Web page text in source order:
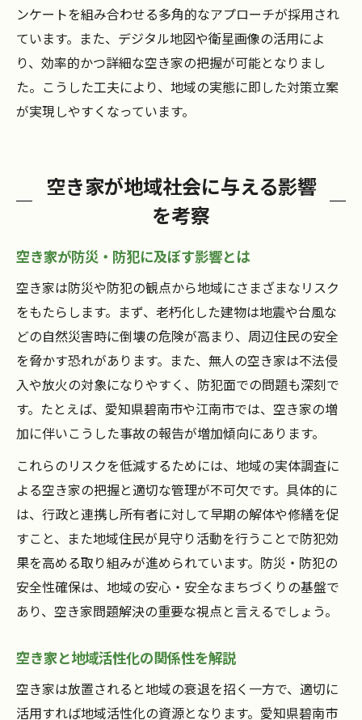
ンケートを組み合わせる多角的なアプローチが採用され
ています。また、デジタル地図や衛星画像の活用によ
り、効率的かつ詳細な空き家の把握が可能となりまし
た。こうした工夫により、地域の実態に即した対策立案
が実現しやすくなっています。
空き家が地域社会に与える影響
を考察
空き家が防災・防犯に及ぼす影響とは
空き家は防災や防犯の観点から地域にさまざまなリスク
をもたらします。まず、老朽化した建物は地震や台風な
どの自然災害時に倒壊の危険が高まり、周辺住民の安全
を脅かす恐れがあります。また、無人の空き家は不法侵
入や放火の対象になりやすく、防犯面での問題も深刻で
す。たとえば、愛知県碧南市や江南市では、空き家の増
加に伴いこうした事故の報告が増加傾向にあります。
これらのリスクを低減するためには、地域の実体調査に
よる空き家の把握と適切な管理が不可欠です。具体的に
は、行政と連携し所有者に対して早期の解体や修繕を促
すこと、また地域住民が見守り活動を行うことで防犯効
果を高める取り組みが進められています。防災・防犯の
安全性確保は、地域の安心・安全なまちづくりの基盤で
あり、空き家問題解決の重要な視点と言えるでしょう。
空き家と地域活性化の関係性を解説
空き家は放置されると地域の衰退を招く一方で、適切に
活用すれば地域活性化の資源となります。愛知県碧南市